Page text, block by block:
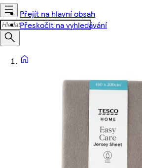
Přejít na hlavní obsah
Přeskočit na vyhledávání